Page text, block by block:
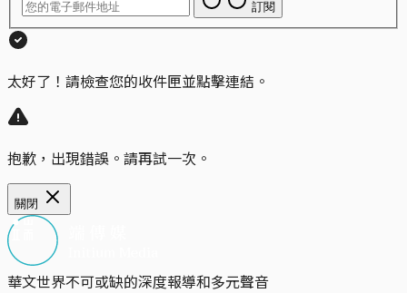
訂閱
太好了！請檢查您的收件匣並點擊連結。
抱歉，出現錯誤。請再試一次。
關閉
華文世界不可或缺的深度報導和多元聲音